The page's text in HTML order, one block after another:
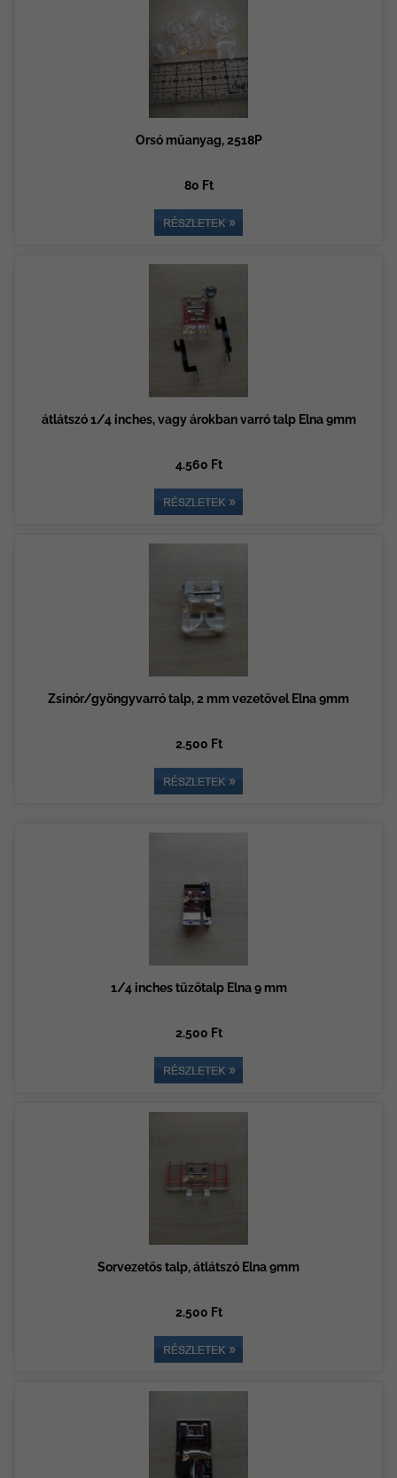
Orsó műanyag, 2518P
80 Ft
átlátszó 1/4 inches, vagy árokban varró talp Elna 9mm
4.560 Ft
Zsinór/gyöngyvarró talp, 2 mm vezetővel Elna 9mm
2.500 Ft
1/4 inches tűzőtalp Elna 9 mm
2.500 Ft
Sorvezetős talp, átlátszó Elna 9mm
2.500 Ft